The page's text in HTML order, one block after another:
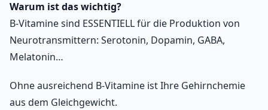
Warum ist das wichtig?
B-Vitamine sind ESSENTIELL für die Produktion von
Neurotransmittern: Serotonin, Dopamin, GABA,
Melatonin…
Ohne ausreichend B-Vitamine ist Ihre Gehirnchemie
aus dem Gleichgewicht.